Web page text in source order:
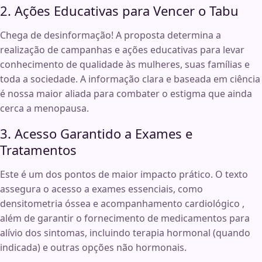
2. Ações Educativas para Vencer o Tabu
Chega de desinformação! A proposta determina a
realização de campanhas e ações educativas para levar
conhecimento de qualidade às mulheres, suas famílias e
toda a sociedade. A informação clara e baseada em ciência
é nossa maior aliada para combater o estigma que ainda
cerca a menopausa.
3. Acesso Garantido a Exames e
Tratamentos
Este é um dos pontos de maior impacto prático. O texto
assegura o acesso a exames essenciais, como
densitometria óssea e acompanhamento cardiológico ,
além de garantir o fornecimento de medicamentos para
alívio dos sintomas, incluindo terapia hormonal (quando
indicada) e outras opções não hormonais.